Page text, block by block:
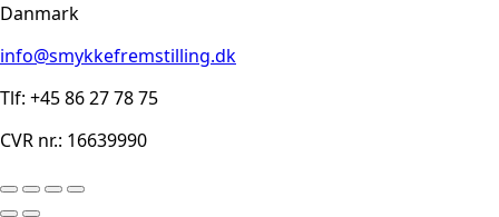
Danmark
info@smykkefremstilling.dk
Tlf: +45 86 27 78 75
CVR nr.: 16639990